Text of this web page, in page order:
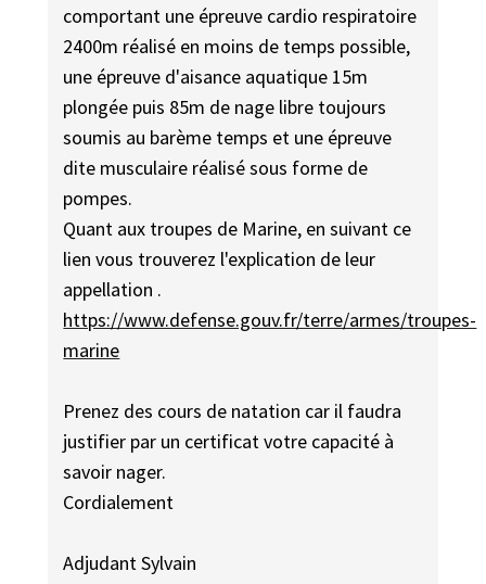
comportant une épreuve cardio respiratoire
2400m réalisé en moins de temps possible,
une épreuve d'aisance aquatique 15m
plongée puis 85m de nage libre toujours
soumis au barème temps et une épreuve
dite musculaire réalisé sous forme de
pompes.
Quant aux troupes de Marine, en suivant ce
lien vous trouverez l'explication de leur
appellation .
https://www.defense.gouv.fr/terre/armes/troupes-
marine
Prenez des cours de natation car il faudra
justifier par un certificat votre capacité à
savoir nager.
Cordialement
Adjudant Sylvain